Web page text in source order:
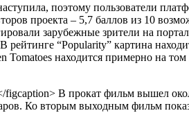
поэтому пользователи
проекта – 5,7 баллов из 10
зарубежные зрители на
“Popularity” картина
находится примерно на
В прокат фильм вышел
Ко вторым выходным фильм